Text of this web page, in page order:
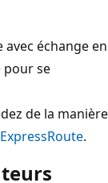
échange en
pour se
de la manière
.